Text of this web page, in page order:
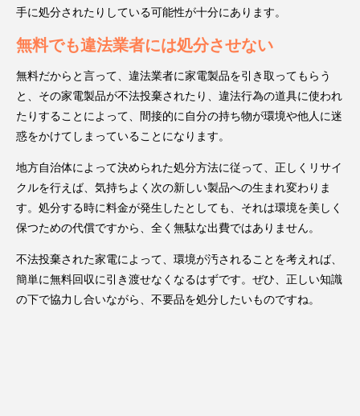
手に処分されたりしている可能性が十分にあります。
無料でも違法業者には処分させない
無料だからと言って、違法業者に家電製品を引き取ってもらう
と、その家電製品が不法投棄されたり、違法行為の道具に使われ
たりすることによって、間接的に自分の持ち物が環境や他人に迷
惑をかけてしまっていることになります。
地方自治体によって決められた処分方法に従って、正しくリサイ
クルを行えば、気持ちよく次の新しい製品への生まれ変わりま
す。処分する時に料金が発生したとしても、それは環境を美しく
保つための代償ですから、全く無駄な出費ではありません。
不法投棄された家電によって、環境が汚されることを考えれば、
簡単に無料回収に引き渡せなくなるはずです。ぜひ、正しい知識
の下で協力し合いながら、不要品を処分したいものですね。